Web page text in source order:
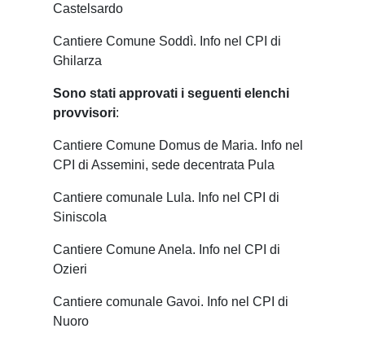
Castelsardo
Cantiere Comune Soddì. Info nel CPI di
Ghilarza
Sono stati approvati i seguenti elenchi
provvisori:
Cantiere Comune Domus de Maria. Info nel
CPI di Assemini, sede decentrata Pula
Cantiere comunale Lula. Info nel CPI di
Siniscola
Cantiere Comune Anela. Info nel CPI di
Ozieri
Cantiere comunale Gavoi. Info nel CPI di
Nuoro